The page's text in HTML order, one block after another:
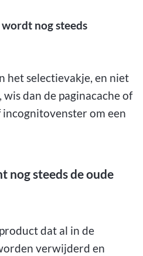
nog steeds
het selectievakje, en niet
dan de paginacache of
om een
nog steeds de oude
dat al in de
verwijderd en